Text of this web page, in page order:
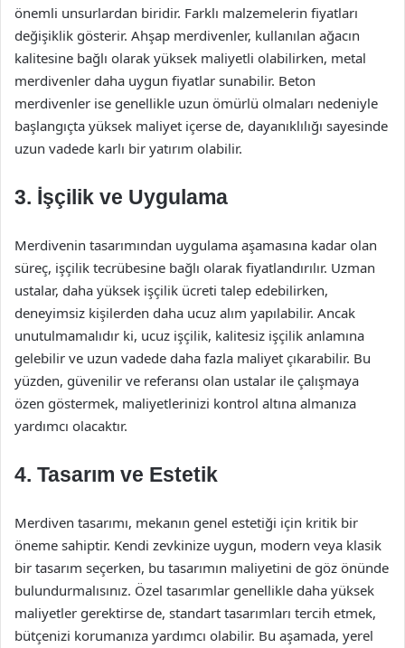
önemli unsurlardan biridir. Farklı malzemelerin fiyatları
değişiklik gösterir. Ahşap merdivenler, kullanılan ağacın
kalitesine bağlı olarak yüksek maliyetli olabilirken, metal
merdivenler daha uygun fiyatlar sunabilir. Beton
merdivenler ise genellikle uzun ömürlü olmaları nedeniyle
başlangıçta yüksek maliyet içerse de, dayanıklılığı sayesinde
uzun vadede karlı bir yatırım olabilir.
3. İşçilik ve Uygulama
Merdivenin tasarımından uygulama aşamasına kadar olan
süreç, işçilik tecrübesine bağlı olarak fiyatlandırılır. Uzman
ustalar, daha yüksek işçilik ücreti talep edebilirken,
deneyimsiz kişilerden daha ucuz alım yapılabilir. Ancak
unutulmamalıdır ki, ucuz işçilik, kalitesiz işçilik anlamına
gelebilir ve uzun vadede daha fazla maliyet çıkarabilir. Bu
yüzden, güvenilir ve referansı olan ustalar ile çalışmaya
özen göstermek, maliyetlerinizi kontrol altına almanıza
yardımcı olacaktır.
4. Tasarım ve Estetik
Merdiven tasarımı, mekanın genel estetiği için kritik bir
öneme sahiptir. Kendi zevkinize uygun, modern veya klasik
bir tasarım seçerken, bu tasarımın maliyetini de göz önünde
bulundurmalısınız. Özel tasarımlar genellikle daha yüksek
maliyetler gerektirse de, standart tasarımları tercih etmek,
bütçenizi korumanıza yardımcı olabilir. Bu aşamada, yerel